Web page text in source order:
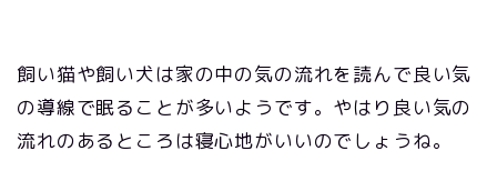
飼い猫や飼い犬は家の中の気の流れを読んで良い気
の導線で眠ることが多いようです。やはり良い気の
流れのあるところは寝心地がいいのでしょうね。